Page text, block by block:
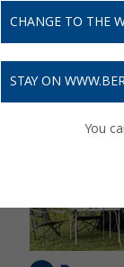
CHANGE TO THE
STAY ON
You